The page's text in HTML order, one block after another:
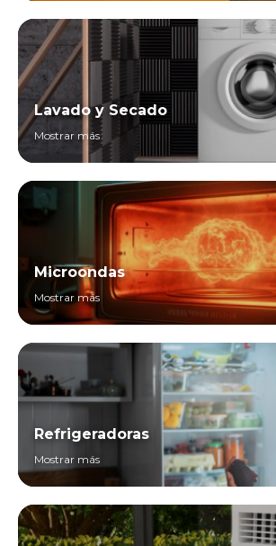
Lavado y Secado
Mostrar más
Microondas
Mostrar más
Refrigeradoras
Mostrar más